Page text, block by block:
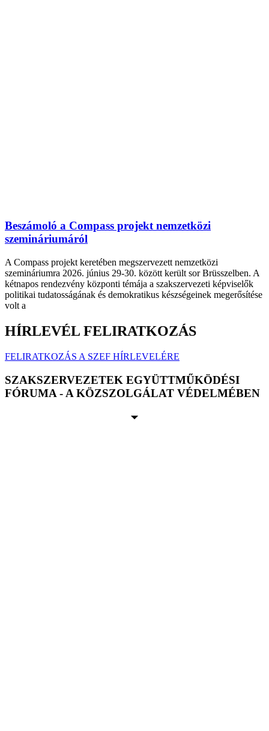
Beszámoló a Compass projekt nemzetközi
szemináriumáról
A Compass projekt keretében megszervezett nemzetközi
szemináriumra 2026. június 29-30. között került sor Brüsszelben. A
kétnapos rendezvény központi témája a szakszervezeti képviselők
politikai tudatosságának és demokratikus készségeinek megerősítése
volt a
HÍRLEVÉL FELIRATKOZÁS
FELIRATKOZÁS A SZEF HÍRLEVELÉRE
SZAKSZERVEZETEK EGYÜTTMŰKÖDÉSI
FÓRUMA - A KÖZSZOLGÁLAT VÉDELMÉBEN